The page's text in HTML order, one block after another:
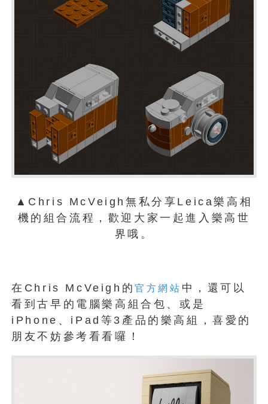
▲Chris McVeigh無私分享Leica樂高相
機的組合流程，歡迎大家一起進入樂高世
界哦。
在Chris McVeigh的官方網站 中，還可以
看到古早的電腦樂高組合包、或是
iPhone、iPad等3產品的樂高組，喜愛的
朋友不妨參考看看囉！